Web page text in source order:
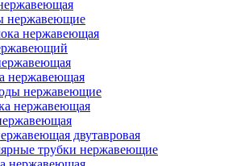
нержавеющие
нержавеющая
нержавеющая
нержавеющие
нержавеющая
двутавровая
трубки нержавеющие